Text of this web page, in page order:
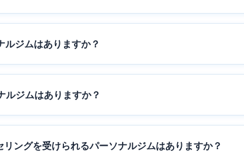
ジムはありますか？
ルジムはありますか？
ングを受けられるパーソナルジムはありますか？